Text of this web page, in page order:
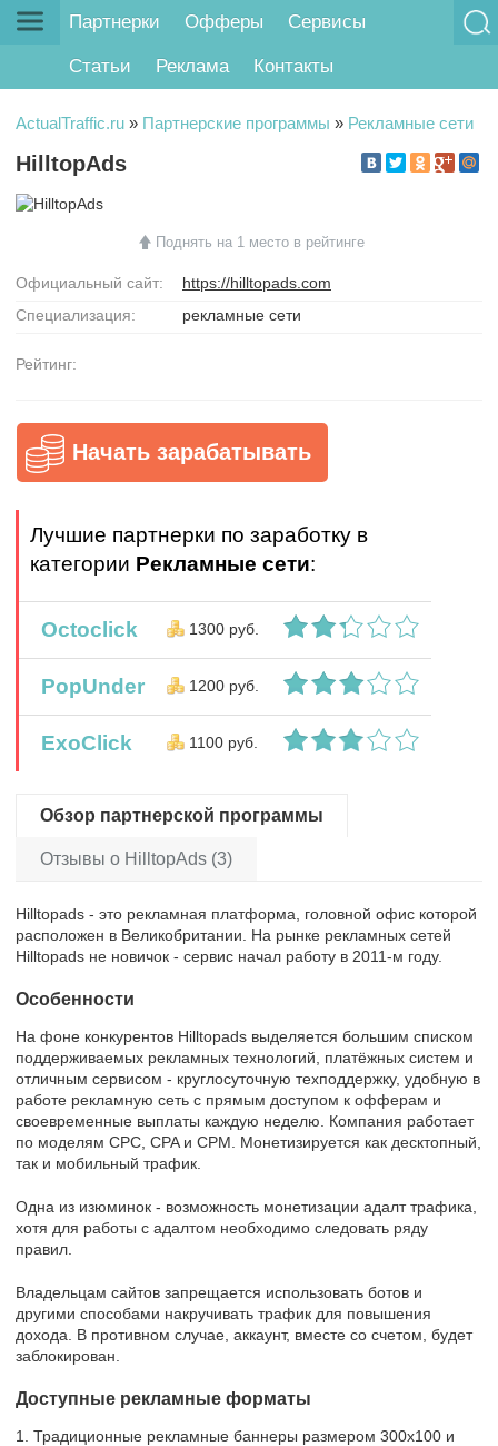
Партнерки Офферы Сервисы
Статьи Реклама Контакты
ActualTraffic.ru » Партнерские программы » Рекламные сети
HilltopAds
Поднять на 1 место в рейтинге
Официальный сайт:
https://hilltopads.com
Специализация:
рекламные сети
Рейтинг:
Начать зарабатывать
Лучшие партнерки по заработку в
категории Рекламные сети:
Octoclick 1300 руб.
PopUnder 1200 руб.
ExoClick 1100 руб.
Обзор партнерской программы
Отзывы о HilltopAds (3)
Hilltopads - это рекламная платформа, головной офис которой
расположен в Великобритании. На рынке рекламных сетей
Hilltopads не новичок - сервис начал работу в 2011-м году.
Особенности
На фоне конкурентов Hilltopads выделяется большим списком
поддерживаемых рекламных технологий, платёжных систем и
отличным сервисом - круглосуточную техподдержку, удобную в
работе рекламную сеть с прямым доступом к офферам и
своевременные выплаты каждую неделю. Компания работает
по моделям CPC, CPA и CPM. Монетизируется как десктопный,
так и мобильный трафик.
Одна из изюминок - возможность монетизации адалт трафика,
хотя для работы с адалтом необходимо следовать ряду
правил.
Владельцам сайтов запрещается использовать ботов и
другими способами накручивать трафик для повышения
дохода. В противном случае, аккаунт, вместе со счетом, будет
заблокирован.
Доступные рекламные форматы
1. Традиционные рекламные баннеры размером 300x100 и